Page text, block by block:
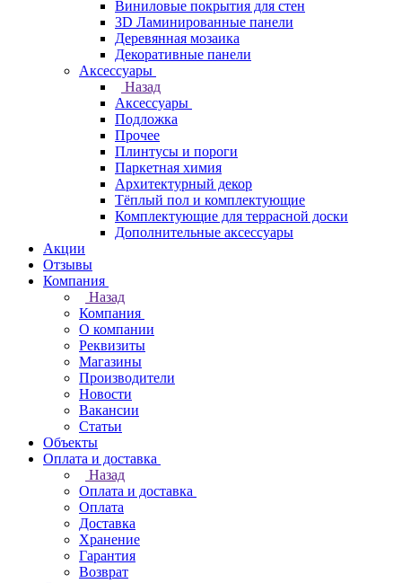
Виниловые покрытия для стен
3D Ламинированные панели
Деревянная мозаика
Декоративные панели
Аксессуары
Назад
Аксессуары
Подложка
Прочее
Плинтусы и пороги
Паркетная химия
Архитектурный декор
Тёплый пол и комплектующие
Комплектующие для террасной доски
Дополнительные аксессуары
Акции
Отзывы
Компания
Назад
Компания
О компании
Реквизиты
Магазины
Производители
Новости
Вакансии
Статьи
Объекты
Оплата и доставка
Назад
Оплата и доставка
Оплата
Доставка
Хранение
Гарантия
Возврат